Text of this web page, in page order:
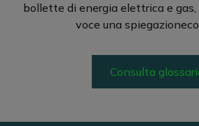
bollette di energia elettrica e
voce una
Consulta